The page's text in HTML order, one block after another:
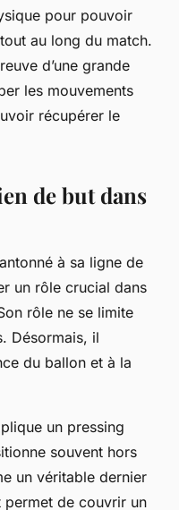
pour pouvoir
au long du match.
d’une grande
les mouvements
récupérer le
de but dans
à sa ligne de
un rôle crucial dans
rôle ne se limite
Désormais, il
du ballon et à la
un pressing
souvent hors
un véritable dernier
permet de couvrir un